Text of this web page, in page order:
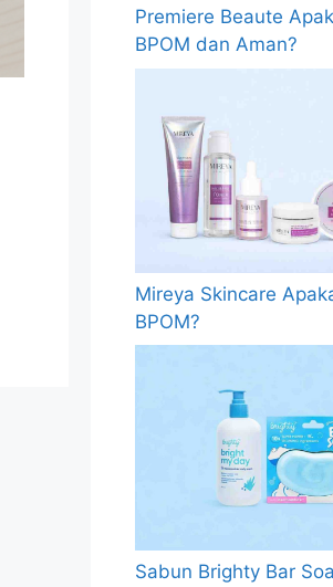
Premiere Beaute
BPOM dan Aman?
Mireya Skincare
BPOM?
Sabun Brighty Bar